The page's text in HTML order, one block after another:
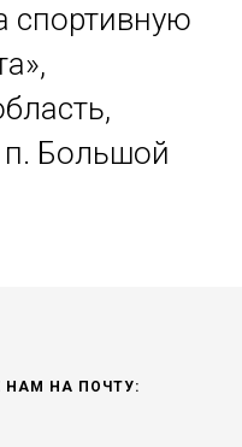
спортивную
п. Большой
НАМ НА ПОЧТУ: